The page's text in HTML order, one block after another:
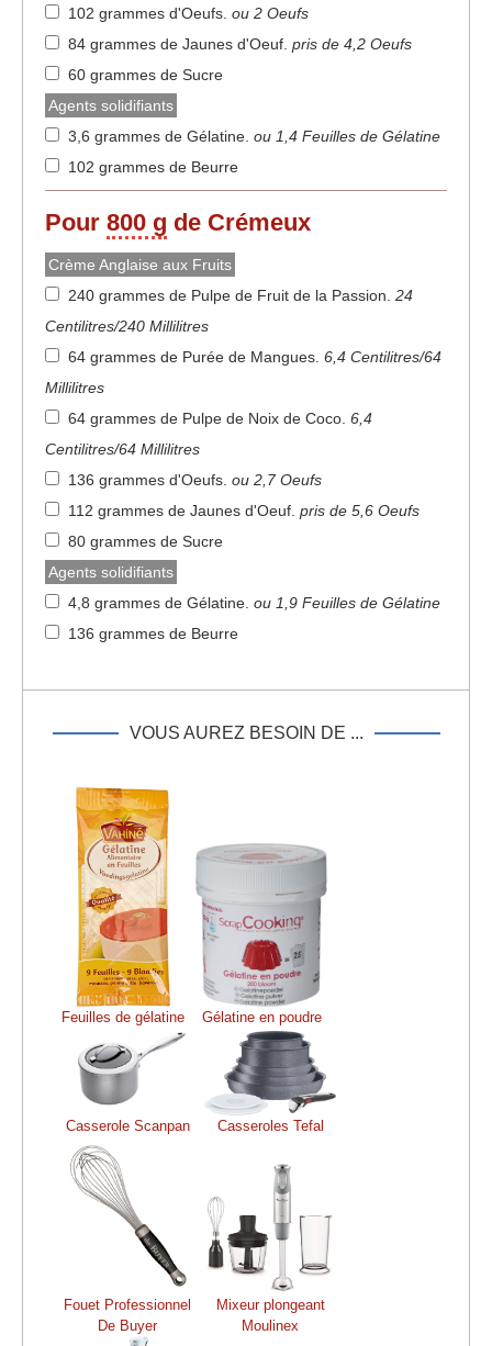
102 grammes d'Oeufs. ou 2 Oeufs
84 grammes de Jaunes d'Oeuf. pris de 4,2 Oeufs
60 grammes de Sucre
Agents solidifiants
3,6 grammes de Gélatine. ou 1,4 Feuilles de Gélatine
102 grammes de Beurre
Pour 800 g de Crémeux
Crème Anglaise aux Fruits
240 grammes de Pulpe de Fruit de la Passion. 24
Centilitres/240 Millilitres
64 grammes de Purée de Mangues. 6,4 Centilitres/64
Millilitres
64 grammes de Pulpe de Noix de Coco. 6,4
Centilitres/64 Millilitres
136 grammes d'Oeufs. ou 2,7 Oeufs
112 grammes de Jaunes d'Oeuf. pris de 5,6 Oeufs
80 grammes de Sucre
Agents solidifiants
4,8 grammes de Gélatine. ou 1,9 Feuilles de Gélatine
136 grammes de Beurre
VOUS AUREZ BESOIN DE ...
Feuilles de gélatine Gélatine en poudre
Casserole Scanpan Casseroles Tefal
Fouet Professionnel
De Buyer
Mixeur plongeant
Moulinex